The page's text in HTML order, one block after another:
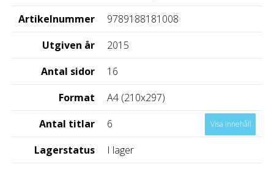
Artikelnummer
9789188181008
Utgiven år
2015
Antal sidor
16
Format
A4 (210x297)
Antal titlar
6 Visa innehåll
Lagerstatus I lager